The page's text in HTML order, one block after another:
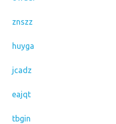
znszz
huyga
jcadz
eajqt
tbgin